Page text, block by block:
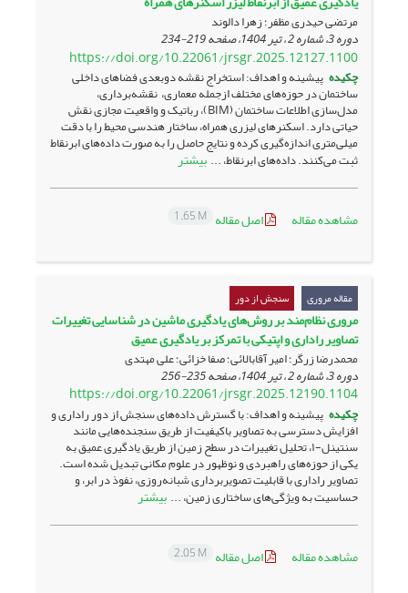
مرتضی حیدری مظفر؛ زهرا دالوند
دوره 3، شماره 2 ، تیر 1404، صفحه 219-234
https://doi.org/10.22061/jrsgr.2025.12127.1100
چکیده پیشینه و اهداف: استخراج نقشه‌ دوبعدی فضاهای داخلی
ساختمان در حوزه‌های مختلف ازجمله معماری، نقشه‌برداری،
مدل‌سازی اطلاعات ساختمان (BIM)، رباتیک و واقعیت مجازی نقش
حیاتی دارد. اسکنرهای لیزری همراه، ساختار هندسی محیط را با دقت
میلی‌متری اندازه‌گیری کرده و نتایج حاصل را به صورت داده‌های ابرنقاط
ثبت می‌کنند. داده‌های ابرنقاط، ...بیشتر
مشاهده مقاله اصل مقاله 1.65 M
مقاله مروری سنجش از دور
مروری نظام‌مند بر روش‌های یادگیری ماشین در شناسایی تغییرات
تصاویر راداری و اپتیکی با تمرکز ‏بر یادگیری عمیق
محمدرضا زرگر؛ امیر آقابالائی؛ صفا خزائی؛ علی مهتدی
دوره 3، شماره 2 ، تیر 1404، صفحه 235-256
https://doi.org/10.22061/jrsgr.2025.12190.1104
چکیده پیشینه و اهداف: با گسترش داده‌های سنجش از دور راداری و
افزایش دسترسی به تصاویر باکیفیت از طریق سنجنده‌هایی مانند
سنتینل-۱، تحلیل تغییرات در سطح زمین از طریق یادگیری عمیق به
یکی از حوزه‌های راهبردی و نوظهور در علوم مکانی تبدیل شده است.
تصاویر راداری با قابلیت تصویربرداری شبانه‌روزی، نفوذ در ابر، و
حساسیت به ویژگی‌های ساختاری زمین، ... بیشتر
مشاهده مقاله اصل مقاله 2.05 M